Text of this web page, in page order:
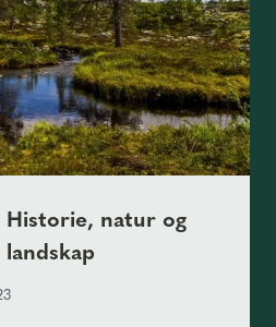
Historie, natur og